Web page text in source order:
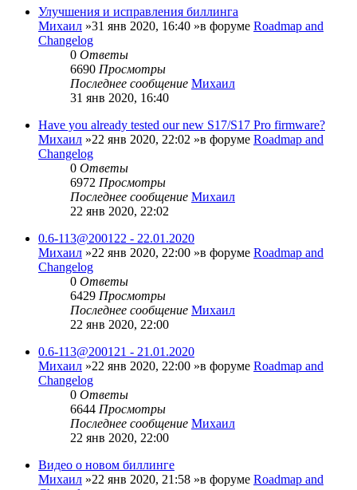
Улучшения и исправления биллинга
Михаил »31 янв 2020, 16:40 »в форуме Roadmap and
Changelog
0 Ответы
6690 Просмотры
Последнее сообщение Михаил
31 янв 2020, 16:40
Have you already tested our new S17/S17 Pro firmware?
Михаил »22 янв 2020, 22:02 »в форуме Roadmap and
Changelog
0 Ответы
6972 Просмотры
Последнее сообщение Михаил
22 янв 2020, 22:02
0.6-113@200122 - 22.01.2020
Михаил »22 янв 2020, 22:00 »в форуме Roadmap and
Changelog
0 Ответы
6429 Просмотры
Последнее сообщение Михаил
22 янв 2020, 22:00
0.6-113@200121 - 21.01.2020
Михаил »22 янв 2020, 22:00 »в форуме Roadmap and
Changelog
0 Ответы
6644 Просмотры
Последнее сообщение Михаил
22 янв 2020, 22:00
Видео о новом биллинге
Михаил »22 янв 2020, 21:58 »в форуме Roadmap and